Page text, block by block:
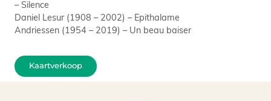
– Silence
Daniel Lesur (1908 – 2002) – Epithalame
Andriessen (1954 – 2019) – Un beau baiser
Kaartverkoop